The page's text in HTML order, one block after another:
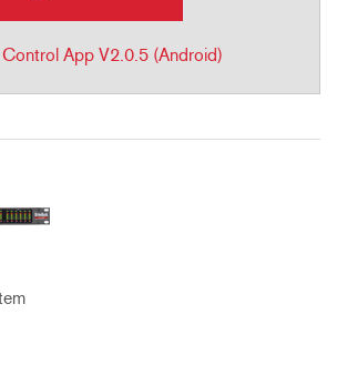
App V2.0.5 (Android)